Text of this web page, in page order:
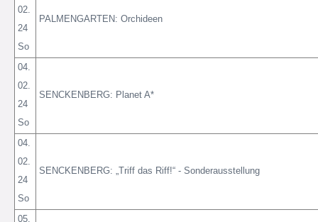
02.
24
So
PALMENGARTEN: Orchideen
04.
02.
24
So
SENCKENBERG: Planet A*
04.
02.
24
So
SENCKENBERG: „Triff das Riff!“ - Sonderausstellung
05.